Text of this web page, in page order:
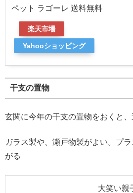
ペット ラゴーレ 送料無料
楽天市場
Yahooショッピング
干支の置物
玄関に今年の干支の置物をおくと
ガラス製や、瀬戸物製がよい。プ
がる
大笑い親